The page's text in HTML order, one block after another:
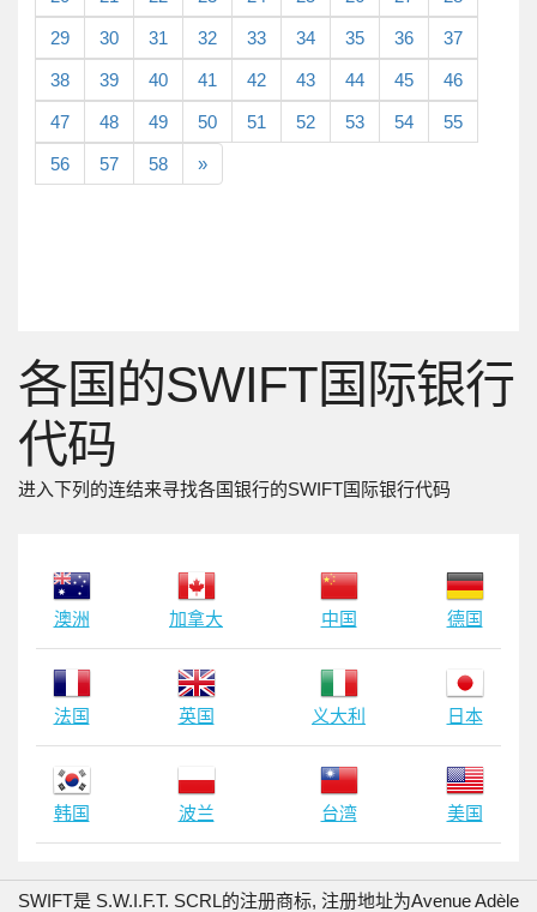
29 30 31 32 33 34 35 36 37
38 39 40 41 42 43 44 45 46
47 48 49 50 51 52 53 54 55
56 57 58 »
各国的SWIFT国际银行
代码
进入下列的连结来寻找各国银行的SWIFT国际银行代码
澳洲 加拿大 中国 德国
法国 英国 义大利 日本
韩国 波兰 台湾 美国
SWIFT是 S.W.I.F.T. SCRL的注册商标, 注册地址为Avenue Adèle